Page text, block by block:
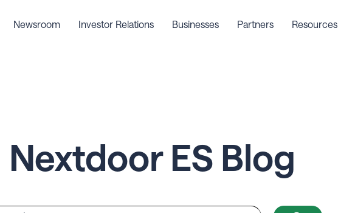
Newsroom Investor Relations Businesses Partners Resources
Nextdoor ES Blog